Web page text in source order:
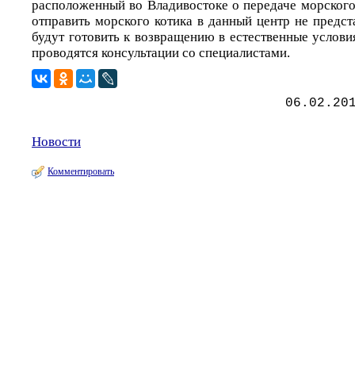
расположенный во Владивостоке о передаче
отправить морского котика в данный центр не
будут готовить к возвращению в естественные
проводятся консультации со специалистами.
Новости
Комментировать